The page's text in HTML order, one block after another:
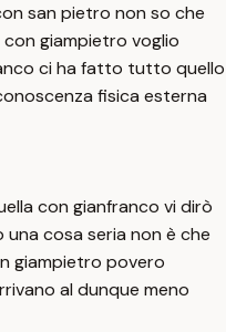
san pietro non so che
giampietro voglio
ci ha fatto tutto quello
fisica esterna
con gianfranco vi dirò
cosa seria non è che
giampietro povero
al dunque meno